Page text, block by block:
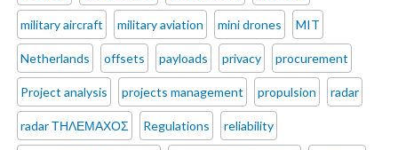
military aircraft military aviation mini drones MIT
Netherlands offsets payloads privacy procurement
Project analysis projects management propulsion radar
radar ΤΗΛΕΜΑΧΟΣ Regulations reliability